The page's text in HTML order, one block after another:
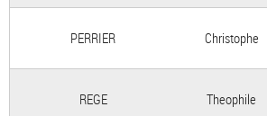
PERRIER Christophe
REGE Theophile